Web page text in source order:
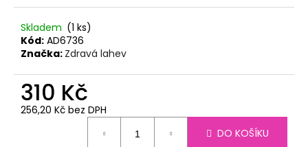
Skladem (1 ks)
Kód: AD6736
Značka: Zdravá lahev
310 Kč
256,20 Kč bez DPH
DO KOŠÍKU
e
m
e
TERMO
OBAL
NA
ZDRAVOU